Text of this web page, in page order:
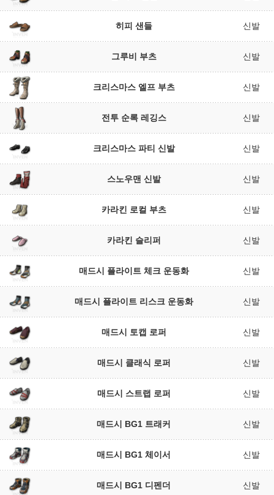
히피 샌들 신발
그루비 부츠 신발
크리스마스 엘프 부츠 신발
전투 순록 레깅스 신발
크리스마스 파티 신발 신발
스노우맨 신발 신발
카라킨 로컬 부츠 신발
카라킨 슬리퍼 신발
매드시 플라이트 체크 운동화 신발
매드시 플라이트 리스크 운동화 신발
매드시 토캡 로퍼 신발
매드시 클래식 로퍼 신발
매드시 스트랩 로퍼 신발
매드시 BG1 트래커 신발
매드시 BG1 체이서 신발
매드시 BG1 디펜더 신발